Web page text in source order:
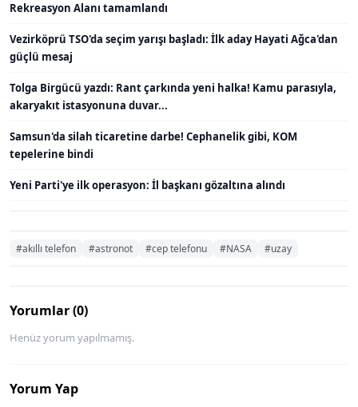
Rekreasyon Alanı tamamlandı
Vezirköprü TSO'da seçim yarışı başladı: İlk aday Hayati Ağca'dan
güçlü mesaj
Tolga Birgücü yazdı: Rant çarkında yeni halka! Kamu parasıyla,
akaryakıt istasyonuna duvar...
Samsun'da silah ticaretine darbe! Cephanelik gibi, KOM
tepelerine bindi
Yeni Parti'ye ilk operasyon: İl başkanı gözaltına alındı
#akıllı telefon #astronot #cep telefonu #NASA #uzay
Yorumlar (0)
Henüz yorum yapılmamış.
Yorum Yap